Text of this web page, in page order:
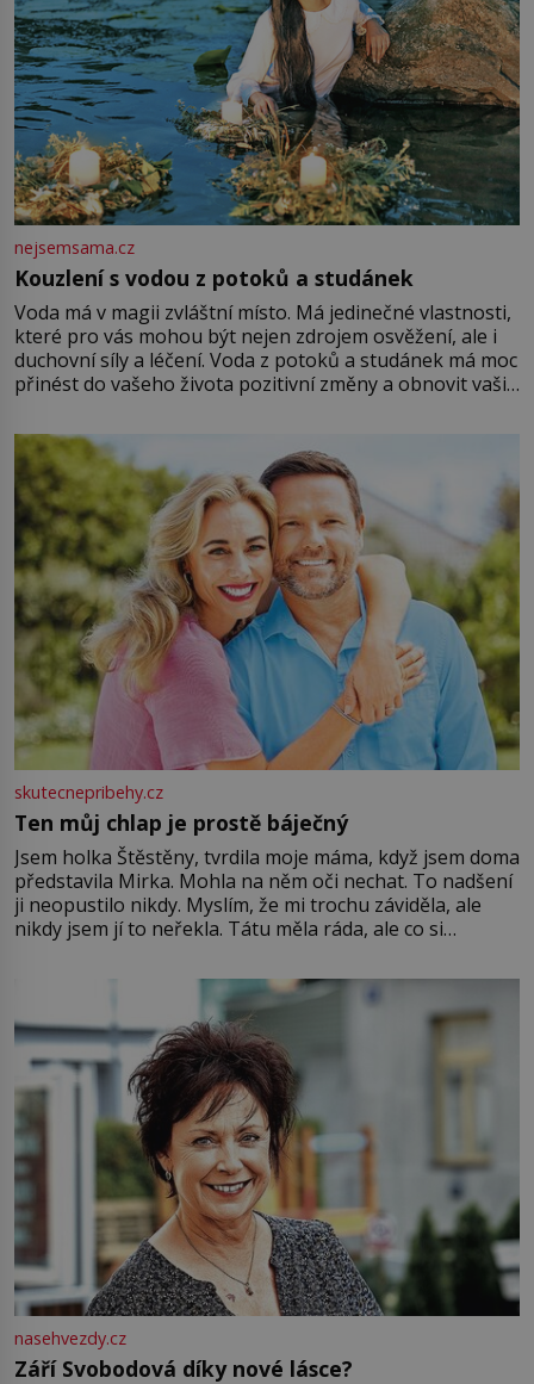
nejsemsama.cz
Kouzlení s vodou z potoků a studánek
Voda má v magii zvláštní místo. Má jedinečné vlastnosti,
které pro vás mohou být nejen zdrojem osvěžení, ale i
duchovní síly a léčení. Voda z potoků a studánek má moc
přinést do vašeho života pozitivní změny a obnovit vaši
můžete obohatit své rituály a přinést do svého života
větší harmonii a klid. Je důležité
skutecnepribehy.cz
Ten můj chlap je prostě báječný
Jsem holka Štěstěny, tvrdila moje máma, když jsem doma
představila Mirka. Mohla na něm oči nechat. To nadšení
ji neopustilo nikdy. Myslím, že mi trochu záviděla, ale
nikdy jsem jí to neřekla. Tátu měla ráda, ale co si
Jsme spolu moc rádi Tehdy byla jiná doba, když
nasehvezdy.cz
Září Svobodová díky nové lásce?